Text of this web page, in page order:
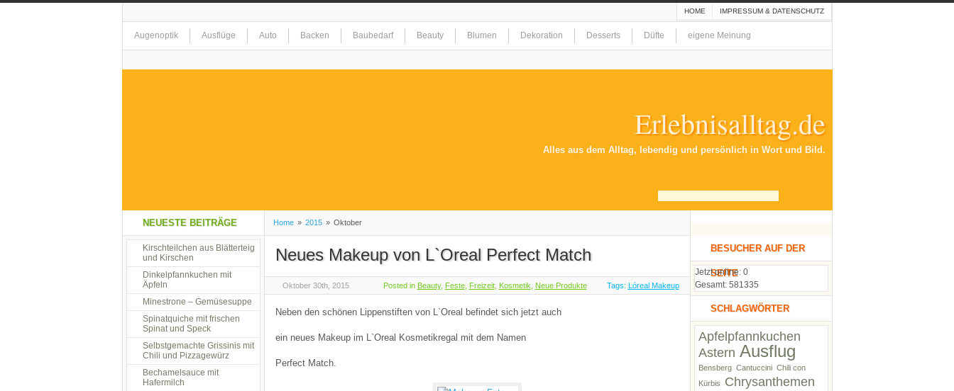
Erlebnisalltag.de
Alles aus dem Alltag, lebendig und persönlich in Wort und Bild.
HOME IMPRESSUM & DATENSCHUTZ
Augenoptik Ausflüge Auto Backen Baubedarf Beauty Blumen Dekoration Desserts Düfte eigene Meinung
Kosmetik
Restaurant Restaurant alla Mama Shopping Sport Städte Stadtmaketing Süssigkeiten Textilzubehör
Tiere Tierzubehör Uncategorized
Home » 2015 » Oktober
Neues Makeup von L`Oreal Perfect Match
Oktober 30th, 2015 Posted in Beauty, Feste, Freizeit, Kosmetik Neue Produkte Tags: Lóreal Makeup
Neben den schönen Lippenstiften von L`Oreal befindet sich jetzt auch
ein neues Makeup im L`Oreal Kosmetikregal mit dem Namen
Perfect Match.
NEUESTE BEITRÄGE
Kirschteilchen aus Blätterteig
und Kirschen
Dinkelpfannkuchen mit
Äpfeln
Minestrone – Gemüsesuppe
Spinatquiche mit frischen
Spinat und Speck
Selbstgemachte Grissinis mit
Chili und Pizzagewürz
Bechamelsauce mit
Hafermilch
BESUCHER AUF DER
SEITE
Jetzt online: 0
Gesamt: 581335
SCHLAGWÖRTER
Apfelpfannkuchen
Astern Ausflug
Bensberg Cantuccini Chili con
Kürbis
Chrysanthemen